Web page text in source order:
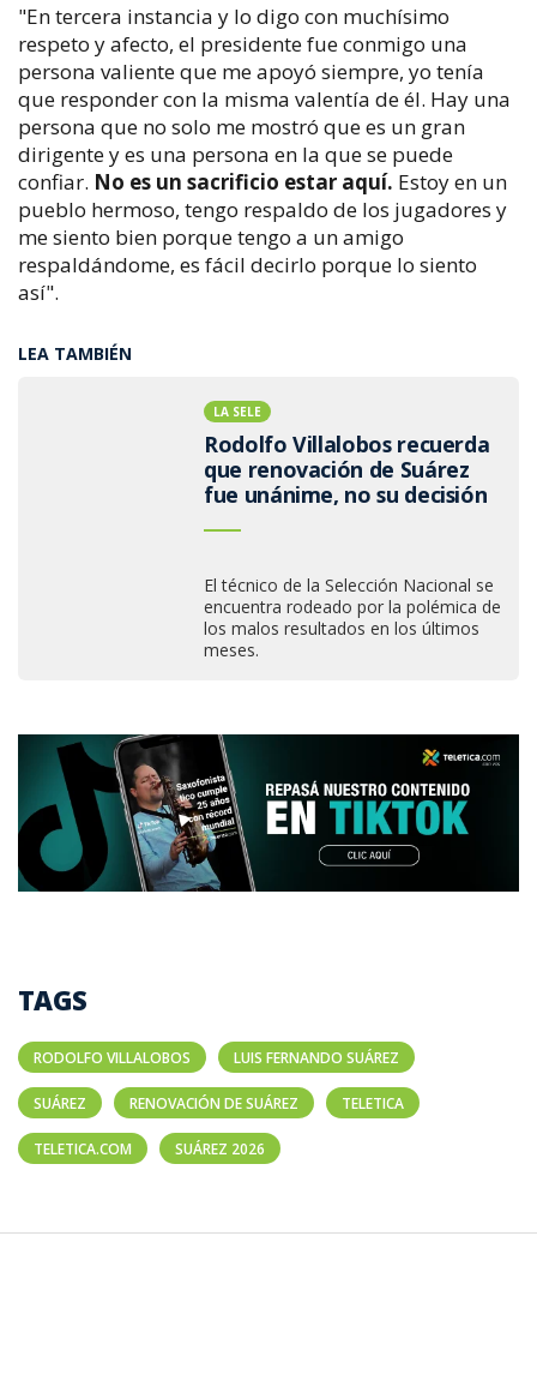
"En tercera instancia y lo digo con muchísimo
respeto y afecto, el presidente fue conmigo una
persona valiente que me apoyó siempre, yo tenía
que responder con la misma valentía de él. Hay una
persona que no solo me mostró que es un gran
dirigente y es una persona en la que se puede
confiar. No es un sacrificio estar aquí. Estoy en un
pueblo hermoso, tengo respaldo de los jugadores y
me siento bien porque tengo a un amigo
respaldándome, es fácil decirlo porque lo siento
así".
LEA TAMBIÉN
LA SELE
Rodolfo Villalobos recuerda
que renovación de Suárez
fue unánime, no su decisión
El técnico de la Selección Nacional se
encuentra rodeado por la polémica de
los malos resultados en los últimos
meses.
TAGS
RODOLFO VILLALOBOS LUIS FERNANDO SUÁREZ
SUÁREZ RENOVACIÓN DE SUÁREZ TELETICA
TELETICA.COM SUÁREZ 2026